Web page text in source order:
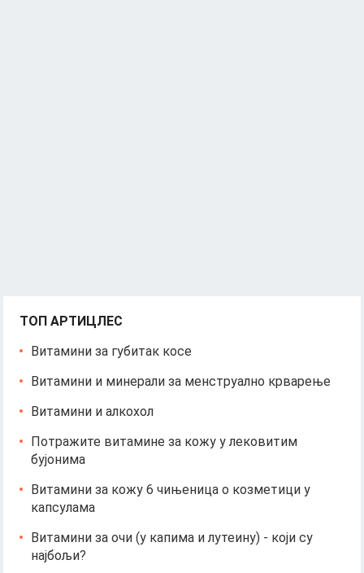
ТОП АРТИЦЛЕС
Витамини за губитак косе
Витамини и минерали за менструално крварење
Витамини и алкохол
Потражите витамине за кожу у лековитим
бујонима
Витамини за кожу 6 чињеница о козметици у
капсулама
Витамини за очи (у капима и лутеину) - који су
најбољи?